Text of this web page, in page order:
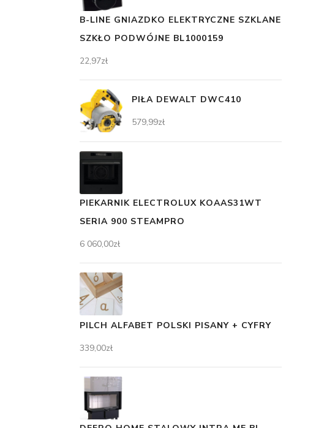
B-LINE GNIAZDKO ELEKTRYCZNE SZKLANE
SZKŁO PODWÓJNE BL1000159
22,97zł
PIŁA DEWALT DWC410
579,99zł
PIEKARNIK ELECTROLUX KOAAS31WT
SERIA 900 STEAMPRO
6 060,00zł
PILCH ALFABET POLSKI PISANY + CYFRY
339,00zł